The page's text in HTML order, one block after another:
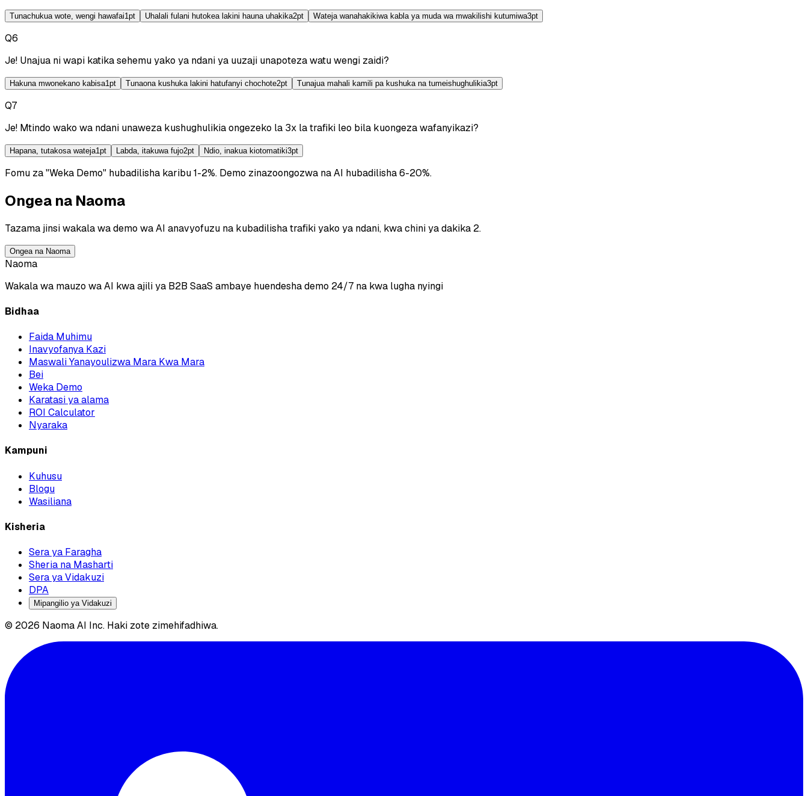
Tunachukua wote, wengi hawafai1 pt Uhalali fulani hutokea lakini hauna uhakika2pt Wateja wanahakikiwa kabla ya muda wa mwakilishi kutumiwa3pt
Q6
Je! Unajua ni wapi katika sehemu yako ya ndani ya uuzaji unapoteza watu wengi zaidi?
Hakuna mwonekano kabisa1 pt Tunaona kushuka lakini hatufanyi chochote2pt Tunajua mahali kamili pa kushuka na tumeishughulikia3pt
Q7
Je! Mtindo wako wa ndani unaweza kushughulikia ongezeko la 3x la trafiki leo bila kuongeza wafanyikazi?
Hapana, tutakosa wateja1 pt Labda, itakuwa fujo2pt Ndio, inakua kiotomatiki3pt
Fomu za "Weka Demo" hubadilisha karibu 1-2%. Demo zinazoongozwa na AI hubadilisha 6-20%.
Ongea na Naoma
Tazama jinsi wakala wa demo wa AI anavyofuzu na kubadilisha trafiki yako ya ndani, kwa chini ya dakika 2.
Ongea na Naoma
Naoma
Wakala wa mauzo wa AI kwa ajili ya B2B SaaS ambaye huendesha demo 24/7 na kwa lugha nyingi
Bidhaa
Faida Muhimu
Inavyofanya Kazi
Maswali Yanayoulizwa Mara Kwa Mara
Bei
Weka Demo
Karatasi ya alama
ROI Calculator
Nyaraka
Kampuni
Kuhusu
Blogu
Wasiliana
Kisheria
Sera ya Faragha
Sheria na Masharti
Sera ya Vidakuzi
DPA
Mipangilio ya Vidakuzi
© 2026 Naoma AI Inc. Haki zote zimehifadhiwa.